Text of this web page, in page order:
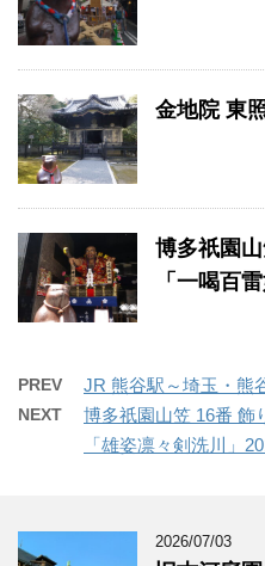
金地院 東
博多祇園
「一喝百
PREV JR 熊谷駅～埼玉・熊
NEXT
博多祇園山笠 16番 飾
「雄姿凛々剣洗川」
2026/07/03